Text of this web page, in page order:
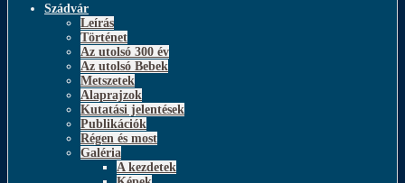
Szádvár
Leírás
Történet
Az utolsó 300 év
Az utolsó Bebek
Metszetek
Alaprajzok
Kutatási jelentések
Publikációk
Régen és most
Galéria
A kezdetek